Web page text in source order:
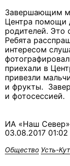
Завершающим
Центра помощи
родителей. Это
Ребята
интересом
приехали в
привезли
и фрукты.
и фотосессией.
ИА «Наш Север»
03.08.2017 01:02
Общество Усть-Кут